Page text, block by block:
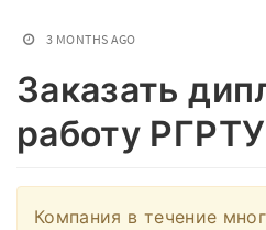
3 MONTHS AGO
Заказать
работу РГРТУ
Компания в течение